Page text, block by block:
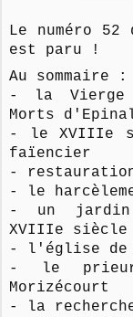
Le numéro 52
est paru !
Au sommaire :
- la Vierge
Morts
- le XVIIIe
faïencier
-
- le
- un jardin
XVIIIe siècle
- l'église de
- le
Morizécourt
- la